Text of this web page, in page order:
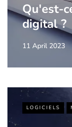
Qu'est-
digital ?
11 April 2023
LOGICIELS